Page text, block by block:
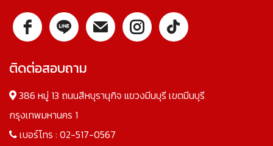
ติดต่อสอบถาม
386 หมู่ 13 ถนนสีหบุรานุกิจ แขวงมีนบุรี เขตมีนบุรี
กรุงเทพมหานคร 1
เบอร์โทร : 02-517-0567